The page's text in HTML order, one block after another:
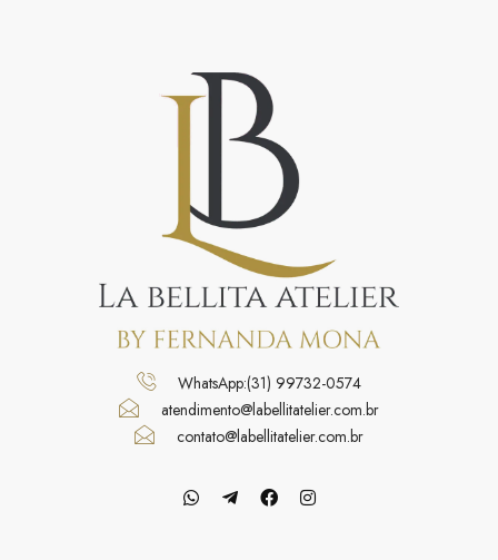
WhatsApp:(31) 99732-0574
atendimento@labellitatelier.com.br
contato@labellitatelier.com.br